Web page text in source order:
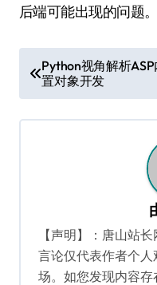
后端可能出现的问题。
章
导
Python视角解析ASP
置对象开发
【声明】：唐山站
言论仅代表作者个
场。如您发现内容